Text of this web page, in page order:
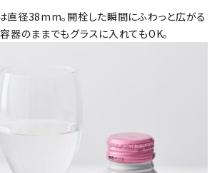
close
す
直径38mm。開栓した瞬間にふわっと広がる
器のままでもグラスに入れてもOK。